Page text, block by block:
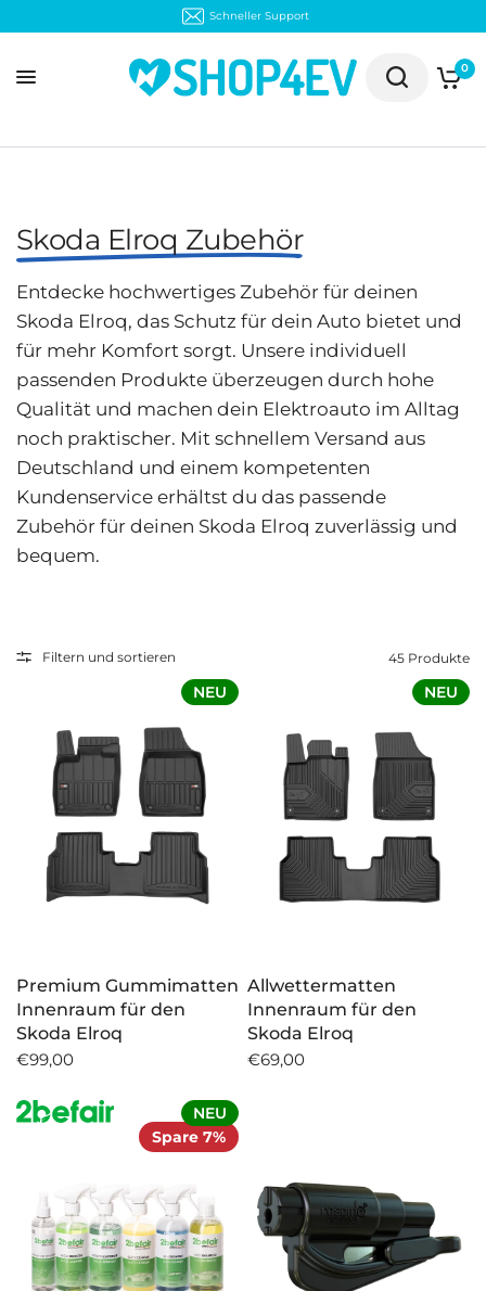
30 Tage kostenloser Rückversand
0
Skoda Elroq Zubehör
Entdecke hochwertiges Zubehör für deinen
Skoda Elroq, das Schutz für dein Auto bietet und
für mehr Komfort sorgt. Unsere individuell
passenden Produkte überzeugen durch hohe
Qualität und machen dein Elektroauto im Alltag
noch praktischer. Mit schnellem Versand aus
Deutschland und einem kompetenten
Kundenservice erhältst du das passende
Zubehör für deinen Skoda Elroq zuverlässig und
bequem.
Filtern und sortieren 45 Produkte
NEU
Premium Gummimatten
Innenraum für den
Skoda Elroq
€99,00
NEU
Allwettermatten
Innenraum für den
Skoda Elroq
€69,00
Spare 7%
NEU